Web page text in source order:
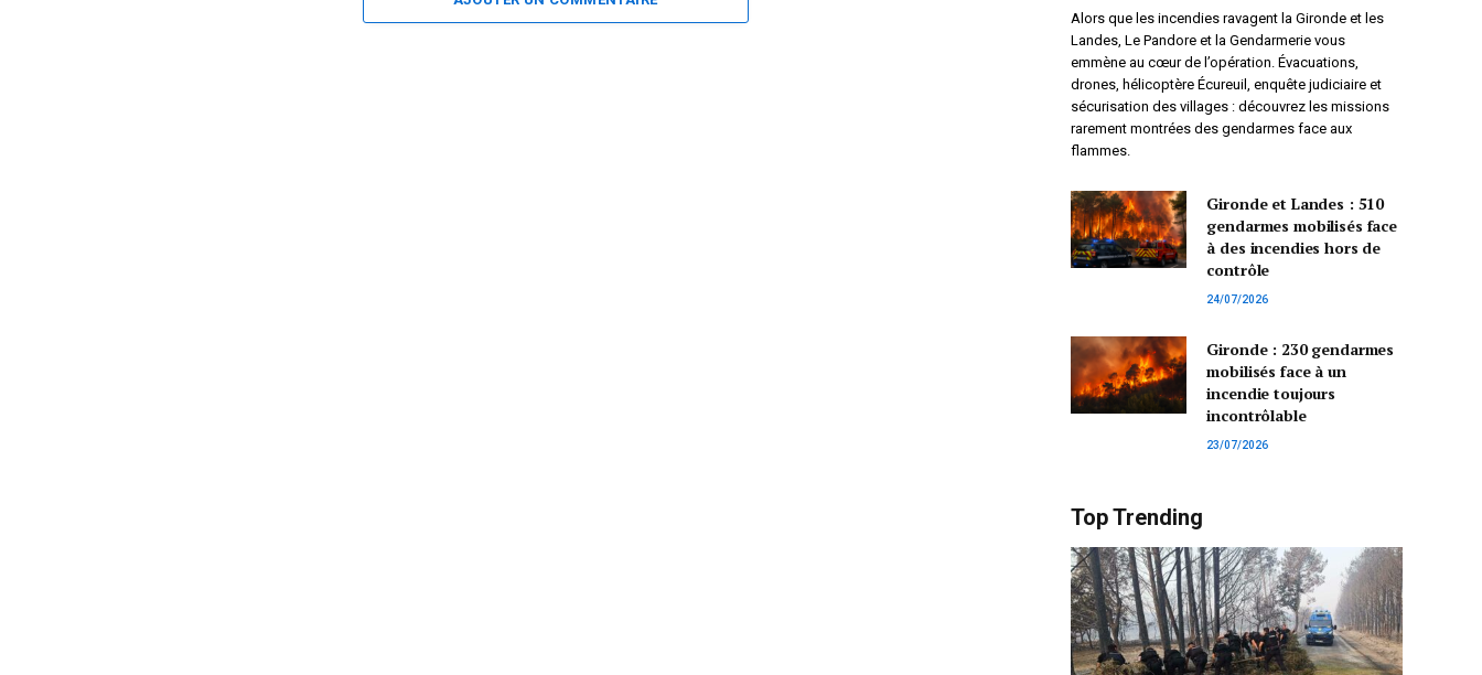
Alors que les incendies ravagent la Gironde et les
Landes, Le Pandore et la Gendarmerie vous
emmène au cœur de l’opération. Évacuations,
drones, hélicoptère Écureuil, enquête judiciaire et
sécurisation des villages : découvrez les missions
rarement montrées des gendarmes face aux
flammes.
Gironde et Landes : 510
gendarmes mobilisés face
à des incendies hors de
contrôle
24/07/2026
Gironde : 230 gendarmes
mobilisés face à un
incendie toujours
incontrôlable
23/07/2026
Top Trending